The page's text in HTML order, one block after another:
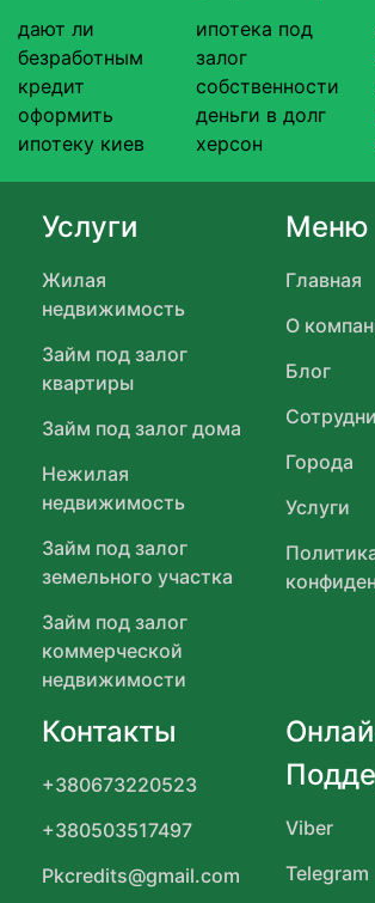
дают ли
безработным
кредит
ипотека под
залог
собственности
оформить
ипотеку киев
деньги в долг
херсон
Услуги
Жилая
недвижимость
Займ под залог
квартиры
Займ под залог дома
Нежилая
недвижимость
Займ под залог
земельного участка
Займ под залог
коммерческой
недвижимости
Меню
Главная
О
Блог
Города
Услуги
Контакты
+380673220523
+380503517497
Pkcredits@gmail.com
Viber
Telegram